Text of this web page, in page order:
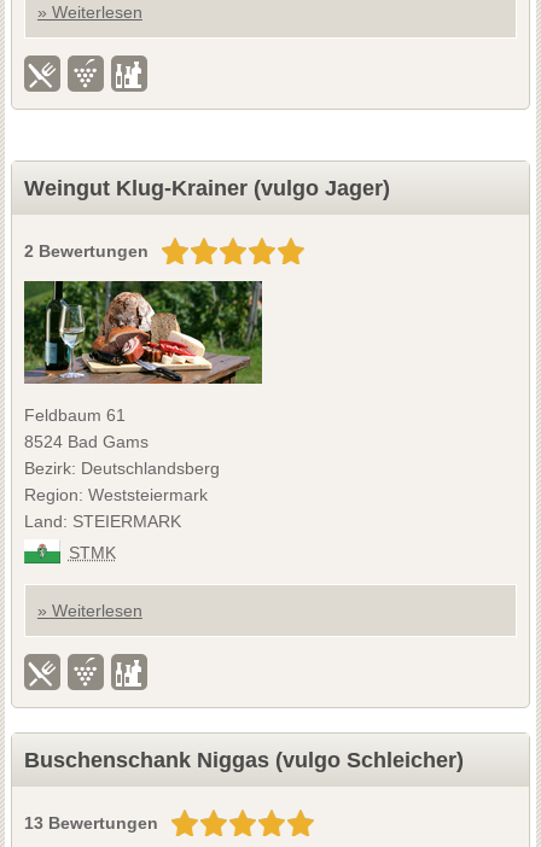
» Weiterlesen
Weingut Klug-Krainer (vulgo Jager)
2 Bewertungen
Feldbaum 61
8524 Bad Gams
Bezirk: Deutschlandsberg
Region: Weststeiermark
Land: STEIERMARK
STMK
» Weiterlesen
Buschenschank Niggas (vulgo Schleicher)
13 Bewertungen